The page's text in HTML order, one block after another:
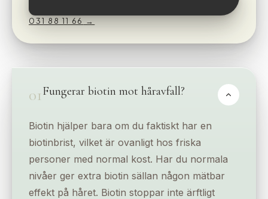
031 88 11 66 →
01Fungerar biotin mot håravfall?
Biotin hjälper bara om du faktiskt har en
biotinbrist, vilket är ovanligt hos friska
personer med normal kost. Har du normala
nivåer ger extra biotin sällan någon mätbar
effekt på håret. Biotin stoppar inte ärftligt